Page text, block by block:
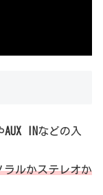
AUX INなどの入
ラルかステレオか